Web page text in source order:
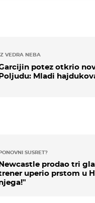
IZ VEDRA NEBA
potez otkrio
Mladi
SUSRET?
prodao tri
uperio prstom u